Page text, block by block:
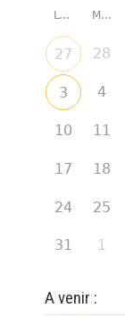
LUNDI MARDI
27 28
3 4
10 11
17 18
24 25
31 1
A venir :